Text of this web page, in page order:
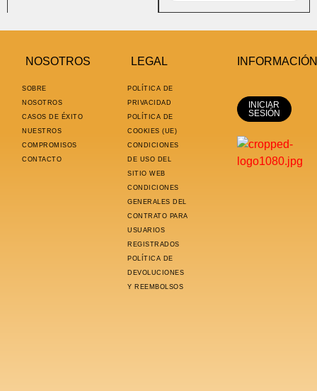
NOSOTROS
SOBRE
NOSOTROS
CASOS DE ÉXITO
NUESTROS
COMPROMISOS
CONTACTO
LEGAL
POLÍTICA DE
PRIVACIDAD
POLÍTICA DE
COOKIES (UE)
CONDICIONES
DE USO DEL
SITIO WEB
CONDICIONES
GENERALES DEL
CONTRATO PARA
USUARIOS
REGISTRADOS
POLÍTICA DE
DEVOLUCIONES
Y REEMBOLSOS
INFORMACIÓN
INICIAR
SESIÓN